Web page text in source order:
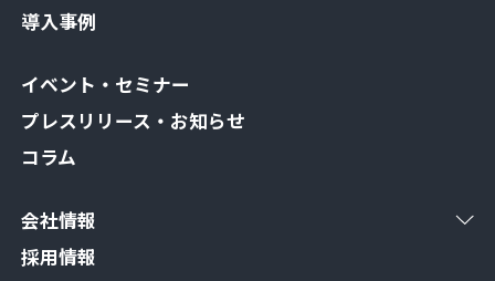
導入事例
イベント・セミナー
プレスリリース・お知らせ
コラム
会社情報
採用情報